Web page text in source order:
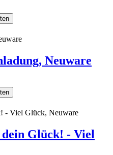
Neuware
Glück! - Viel